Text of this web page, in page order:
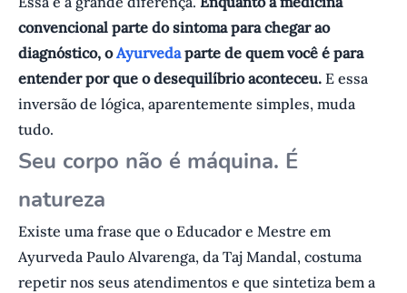
convencional parte do sintoma para chegar ao
diagnóstico, oAyurvedaparte de quem você é para
entender por que o desequilíbrio aconteceu. E essa
inversão de lógica, aparentemente simples, muda
tudo.
Seu corpo não é máquina. É
natureza
Existe uma frase que o Educador e Mestre em
Ayurveda Paulo Alvarenga, da Taj Mandal, costuma
repetir nos seus atendimentos e que sintetiza bem a